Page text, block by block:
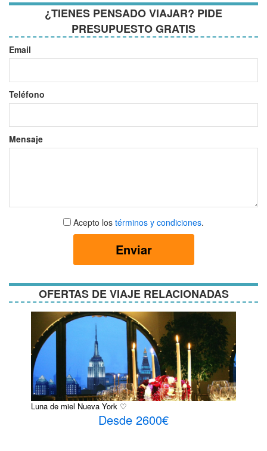
¿TIENES PENSADO VIAJAR? PIDE
PRESUPUESTO GRATIS
Email
Teléfono
Mensaje
Aceptar
términos
Acepto los términos y condiciones.
Enviar
OFERTAS DE VIAJE RELACIONADAS
Luna de miel Nueva York ♡
Desde 2600€